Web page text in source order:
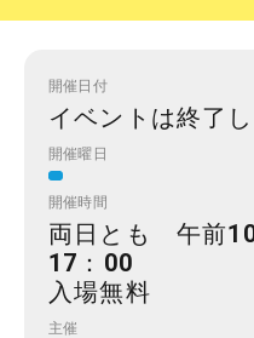
開催日付
イベントは終了
開催曜日
開催時間
両日とも 午前
17：00
入場無料
主催